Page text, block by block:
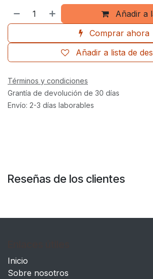
Añadir a
Comprar ahora
Añadir a lista de
Términos y condiciones
Grantía de devolución de 30 días
Envío: 2-3 días laborables
Reseñas de los clientes
Inicio
Sobre nosotros